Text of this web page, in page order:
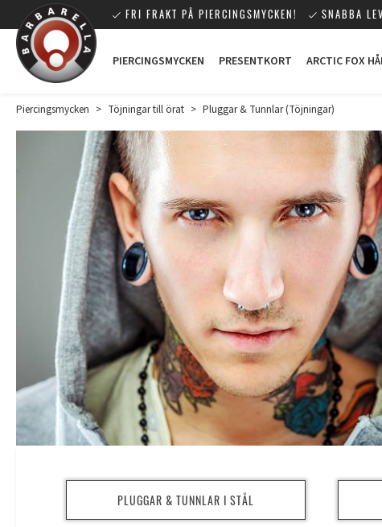
FRI FRAKT PÅ PIERCINGSMYCKEN! SNABBA
PIERCINGSMYCKEN PRESENTKORT ARCTIC FOX
Piercingsmycken > Töjningar till örat > Pluggar & Tunnlar (Töjningar)
PLUGGAR & TUNNLAR I STÅL